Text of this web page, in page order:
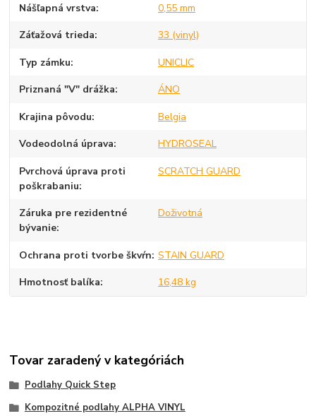
Nášľapná vrstva 0,55 mm
Záťažová trieda 33 (vinyl)
Typ zámku UNICLIC
Priznaná "V" drážka ÁNO
Krajina pôvodu Belgia
Vodeodolná úprava HYDROSEAL
Pvrchová úprava proti
poškrabaniu
SCRATCH GUARD
Záruka pre rezidentné
bývanie
Doživotná
Ochrana proti tvorbe škvŕn STAIN GUARD
Hmotnosť balíka 16,48 kg
Tovar zaradený v kategóriách
Podlahy Quick Step
Kompozitné podlahy ALPHA VINYL